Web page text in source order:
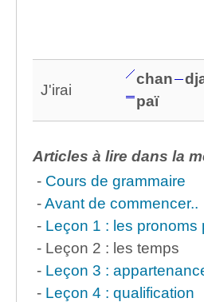
J'irai
chan
paï
Articles à lire dans la
- Cours de grammaire
-Avant de commencer..
- Leçon 1 : les pronoms
- Leçon 2 : les temps
- Leçon 3 :
- Leçon 4 : qualification